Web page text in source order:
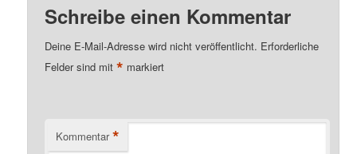
Schreibe einen Kommentar
Deine E-Mail-Adresse wird nicht veröffentlicht. Erforderliche
Felder sind mit* markiert
Kommentar *